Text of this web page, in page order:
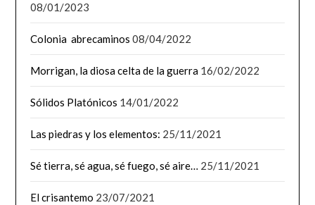
08/01/2023
Colonia abrecaminos 08/04/2022
Morrigan, la diosa celta de la guerra 16/02/2022
Sólidos Platónicos 14/01/2022
Las piedras y los elementos: 25/11/2021
Sé tierra, sé agua, sé fuego, sé aire… 25/11/2021
El crisantemo 23/07/2021